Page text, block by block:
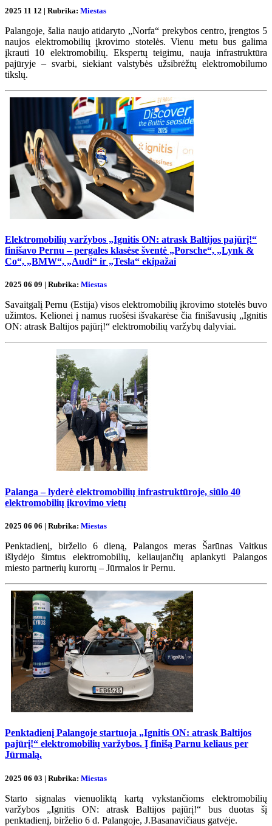
2025 11 12 | Rubrika: Miestas
Palangoje, šalia naujo atidaryto „Norfa“ prekybos centro, įrengtos 5
naujos elektromobilių įkrovimo stotelės. Vienu metu bus galima
įkrauti 10 elektromobilių. Ekspertų teigimu, nauja infrastruktūra
pajūryje – svarbi, siekiant valstybės užsibrėžtų elektromobilumo
tikslų.
Elektromobilių varžybos „Ignitis ON: atrask Baltijos pajūrį!“
finišavo Pernu – pergales klasėse šventė „Porsche“, „Lynk &
Co“, „BMW“, „Audi“ ir „Tesla“ ekipažai
2025 06 09 | Rubrika: Miestas
Savaitgalį Pernu (Estija) visos elektromobilių įkrovimo stotelės buvo
užimtos. Kelionei į namus ruošėsi išvakarėse čia finišavusių „Ignitis
ON: atrask Baltijos pajūrį!“ elektromobilių varžybų dalyviai.
Palanga – lyderė elektromobilių infrastruktūroje, siūlo 40
elektromobilių įkrovimo vietų
2025 06 06 | Rubrika: Miestas
Penktadienį, birželio 6 dieną, Palangos meras Šarūnas Vaitkus
išlydėjo šimtus elektromobilių, keliaujančių aplankyti Palangos
miesto partnerių kurortų – Jūrmalos ir Pernu.
Penktadienį Palangoje startuoja „Ignitis ON: atrask Baltijos
pajūrį!“ elektromobilių varžybos. Į finišą Parnu keliaus per
Jūrmalą.
2025 06 03 | Rubrika: Miestas
Starto signalas vienuoliktą kartą vykstančioms elektromobilių
varžybos „Ignitis ON: atrask Baltijos pajūrį!“ bus duotas šį
penktadienį, birželio 6 d. Palangoje, J.Basanavičiaus gatvėje.